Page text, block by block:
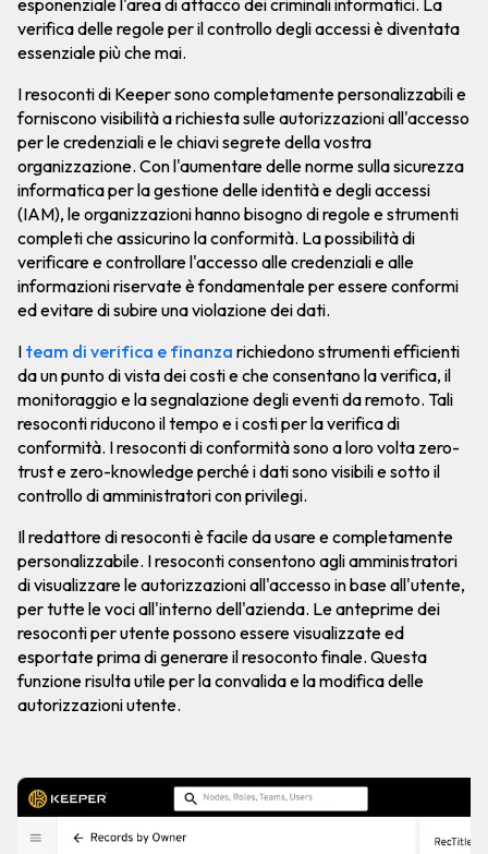
esponenziale l'area di attacco dei criminali informatici. La
verifica delle regole per il controllo degli accessi è diventata
essenziale più che mai.
I resoconti di Keeper sono completamente personalizzabili e
forniscono visibilità a richiesta sulle autorizzazioni all'accesso
per le credenziali e le chiavi segrete della vostra
organizzazione. Con l'aumentare delle norme sulla sicurezza
informatica per la gestione delle identità e degli accessi
(IAM), le organizzazioni hanno bisogno di regole e strumenti
completi che assicurino la conformità. La possibilità di
verificare e controllare l'accesso alle credenziali e alle
informazioni riservate è fondamentale per essere conformi
ed evitare di subire una violazione dei dati.
I team di verifica e finanza richiedono strumenti efficienti
da un punto di vista dei costi e che consentano la verifica, il
monitoraggio e la segnalazione degli eventi da remoto. Tali
resoconti riducono il tempo e i costi per la verifica di
conformità. I resoconti di conformità sono a loro volta zero-
trust e zero-knowledge perché i dati sono visibili e sotto il
controllo di amministratori con privilegi.
Il redattore di resoconti è facile da usare e completamente
personalizzabile. I resoconti consentono agli amministratori
di visualizzare le autorizzazioni all'accesso in base all'utente,
per tutte le voci all'interno dell'azienda. Le anteprime dei
resoconti per utente possono essere visualizzate ed
esportate prima di generare il resoconto finale. Questa
funzione risulta utile per la convalida e la modifica delle
autorizzazioni utente.